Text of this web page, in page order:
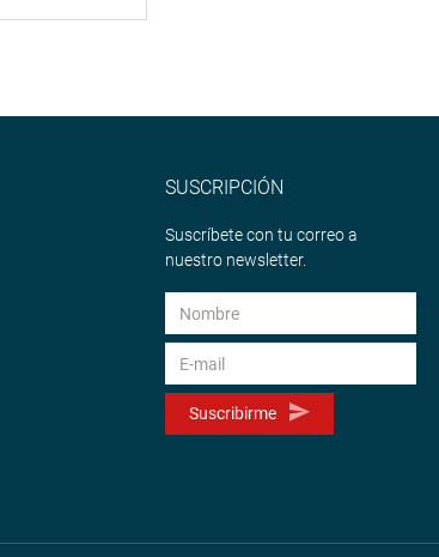
SUSCRIPCIÓN
Suscríbete con tu correo a
nuestro newsletter.
Suscribirme